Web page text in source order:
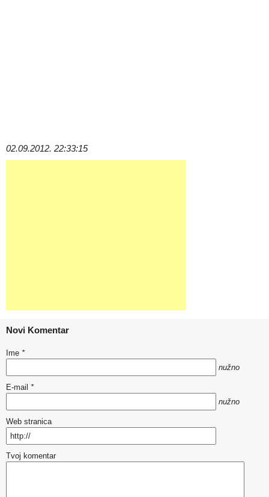
02.09.2012. 22:33:15
Novi Komentar
Ime *
nužno
E-mail *
nužno
Web stranica
Tvoj komentar